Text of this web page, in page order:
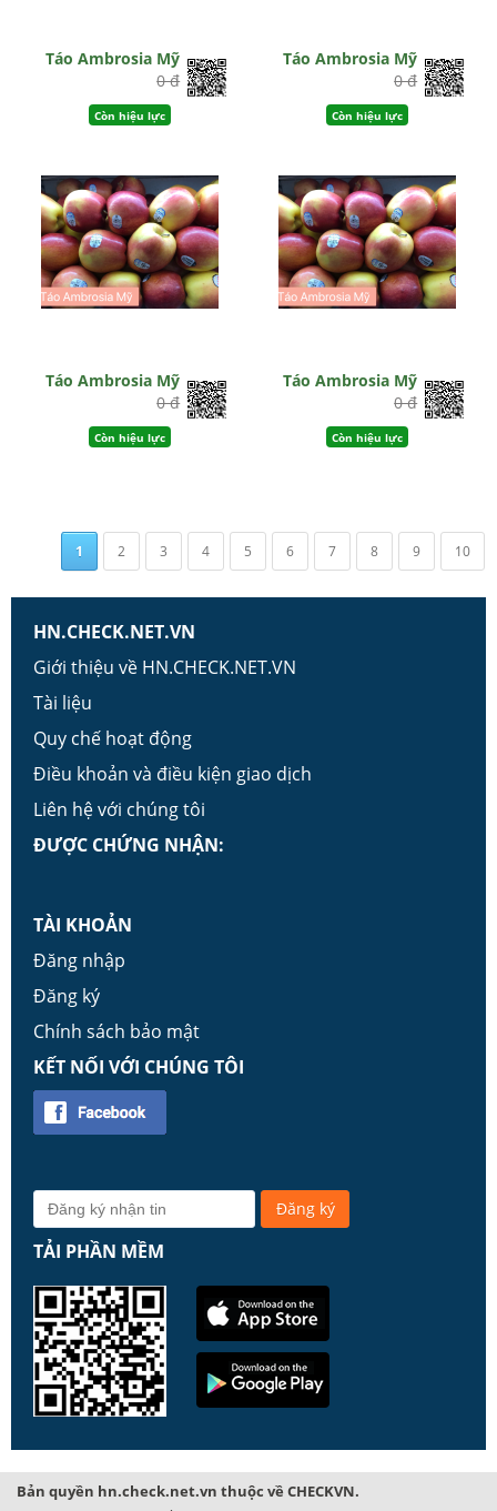
Táo Ambrosia Mỹ
0 đ
Còn hiệu lực
Táo Ambrosia Mỹ
0 đ
Còn hiệu lực
Táo Ambrosia Mỹ
0 đ
Còn hiệu lực
Táo Ambrosia Mỹ
0 đ
Còn hiệu lực
1 2 3 4 5 6 7 8 9 10
HN.CHECK.NET.VN
Giới thiệu về HN.CHECK.NET.VN
Tài liệu
Quy chế hoạt động
Điều khoản và điều kiện giao dịch
Liên hệ với chúng tôi
ĐƯỢC CHỨNG NHẬN:
TÀI KHOẢN
Đăng nhập
Đăng ký
Chính sách bảo mật
KẾT NỐI VỚI CHÚNG TÔI
TẢI PHẦN MỀM
Bản quyền hn.check.net.vn thuộc về CHECKVN.